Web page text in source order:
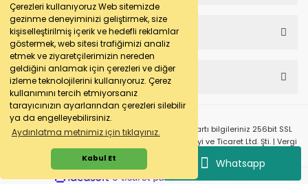
Çerezleri kullanıyoruz Web sitemizde
gezinme deneyiminizi geliştirmek, size
kişiselleştirilmiş içerik ve hedefli reklamlar
göstermek, web sitesi trafiğimizi analiz
etmek ve ziyaretçilerimizin nereden
geldiğini anlamak için çerezleri ve diğer
izleme teknolojilerini kullanıyoruz. Çerez
kullanımını tercih etmiyorsanız
tarayıcınızın ayarlarından çerezleri silebilir
ya da engelleyebilirsiniz.
Aydınlatma metnimiz için tıklayınız.
Kabul Et Whatsapp
SAYFALAR
HESABIM
© e-makarna.com Tüm Hakları Saklıdır. Kredi kartı bilgileriniz 256bit SSL
sertifikası ile korunmaktadır. Pasfil Makine Sanayi ve Ticaret Ltd. Şti. | Vergi
No: 7220436611 | MERSİS No: 072204366100013 | Ticaret Sicil No: 586968-0
ideasoft e-